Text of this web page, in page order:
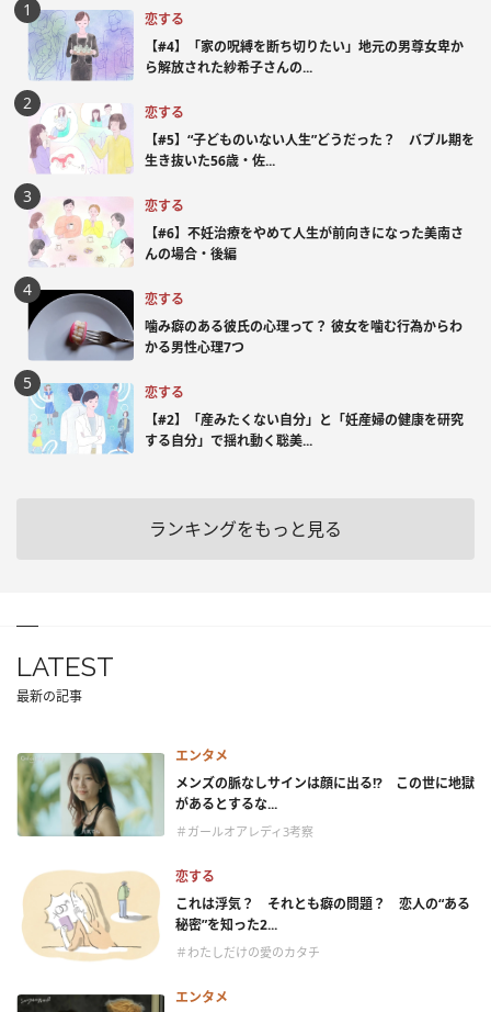
恋する
【#4】「家の呪縛を断ち切りたい」地元の男尊女卑か
ら解放された紗希子さんの...
恋する
【#5】“子どものいない人生”どうだった？ バブル期を
生き抜いた56歳・佐...
恋する
【#6】不妊治療をやめて人生が前向きになった美南さ
んの場合・後編
恋する
噛み癖のある彼氏の心理って？ 彼女を噛む行為からわ
かる男性心理7つ
恋する
【#2】「産みたくない自分」と「妊産婦の健康を研究
する自分」で揺れ動く聡美...
ランキングをもっと見る
LATEST
最新の記事
エンタメ
メンズの脈なしサインは顔に出る!? この世に地獄
があるとするな...
＃ガールオアレディ3考察
恋する
これは浮気？ それとも癖の問題？ 恋人の“ある
秘密”を知った2...
＃わたしだけの愛のカタチ
エンタメ